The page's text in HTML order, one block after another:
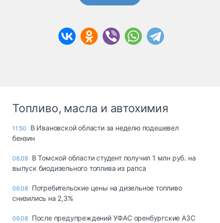
Топливо, масла и автохимия
11:50
В Ивановской области за неделю подешевел
бензин
06.08 В Томской области студент получил 1 млн руб. на
выпуск биодизельного топлива из рапса
06.08 Потребительские цены на дизельное топливо
снизились на 2,3%
06.08 После предупреждений УФАС оренбургские АЗС